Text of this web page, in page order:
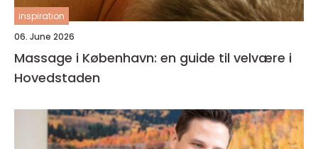
inspiration
06. June 2026
Massage i København: en guide til velvære i
Hovedstaden